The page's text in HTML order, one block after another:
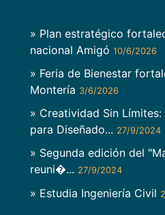
» Plan estratégico
nacional Amigó 10/6/2026
» Feria de Bienestar
Montería 3/6/2026
» Creatividad Sin Límites:
para Diseñado... 27/9/2024
» Segunda edición del
reuni�... 27/9/2024
» Estudia Ingeniería Civil